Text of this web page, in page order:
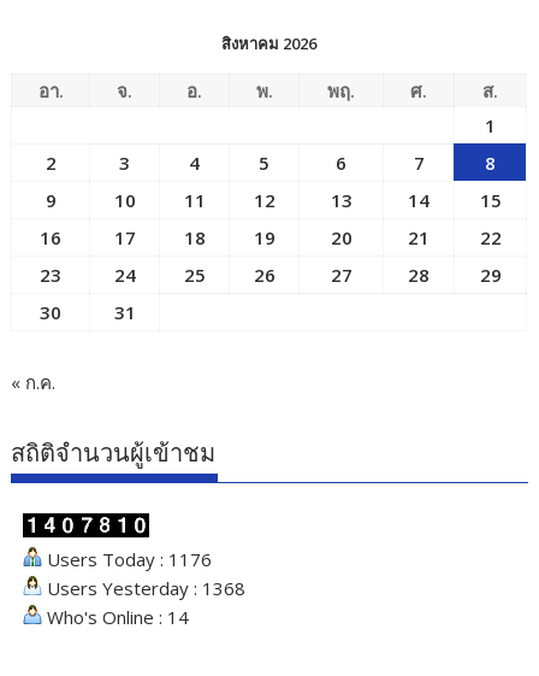
สิงหาคม 2026
อา. จ. อ. พ. พฤ. ศ.
ส.
1
2
3 4 5 6 7
8
9
10 11 12 13 14
15
16
17 18 19 20 21
22
23
24 25 26 27 28
29
30
31
« ก.ค.
สถิติจำนวนผู้เข้าชม
Users Today : 1176
Users Yesterday : 1368
Who's Online : 14